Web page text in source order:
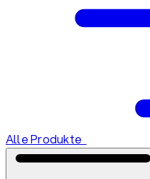
Alle Produkte